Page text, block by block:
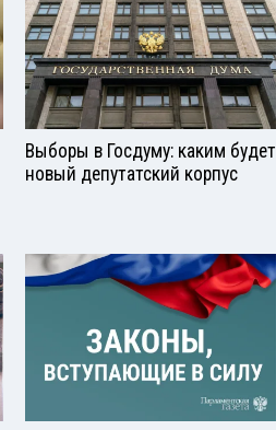
Выборы в Госдуму: каким будет
новый депутатский корпус